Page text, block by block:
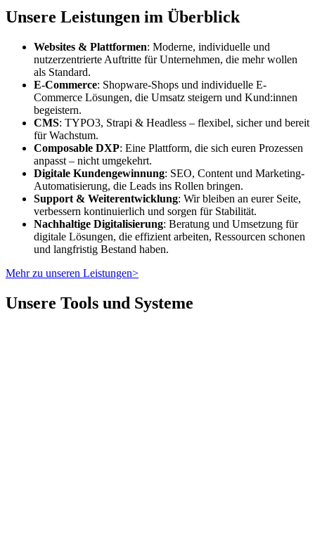
Unsere Leistungen im Überblick
Websites & Plattformen: Moderne, individuelle und
nutzerzentrierte Auftritte für Unternehmen, die mehr wollen
als Standard.
E-Commerce: Shopware-Shops und individuelle E-
Commerce Lösungen, die Umsatz steigern und Kund:innen
begeistern.
CMS: TYPO3, Strapi & Headless – flexibel, sicher und bereit
für Wachstum.
Composable DXP: Eine Plattform, die sich euren Prozessen
anpasst – nicht umgekehrt.
Digitale Kundengewinnung: SEO, Content und Marketing-
Automatisierung, die Leads ins Rollen bringen.
Support & Weiterentwicklung: Wir bleiben an eurer Seite,
verbessern kontinuierlich und sorgen für Stabilität.
Nachhaltige Digitalisierung: Beratung und Umsetzung für
digitale Lösungen, die effizient arbeiten, Ressourcen schonen
und langfristig Bestand haben.
Mehr zu unseren Leistungen>
Unsere Tools und Systeme